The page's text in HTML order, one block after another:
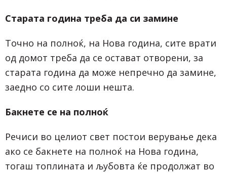
Старата година треба да си замине
Точно на полноќ, на Нова година, сите врати
од домот треба да се остават отворени, за
старата година да може непречно да замине,
заедно со сите лоши нешта.
Бакнете се на полноќ
Речиси во целиот свет постои верување дека
ако се бакнете на полноќ на Нова година,
тогаш топлината и љубовта ќе продолжат во